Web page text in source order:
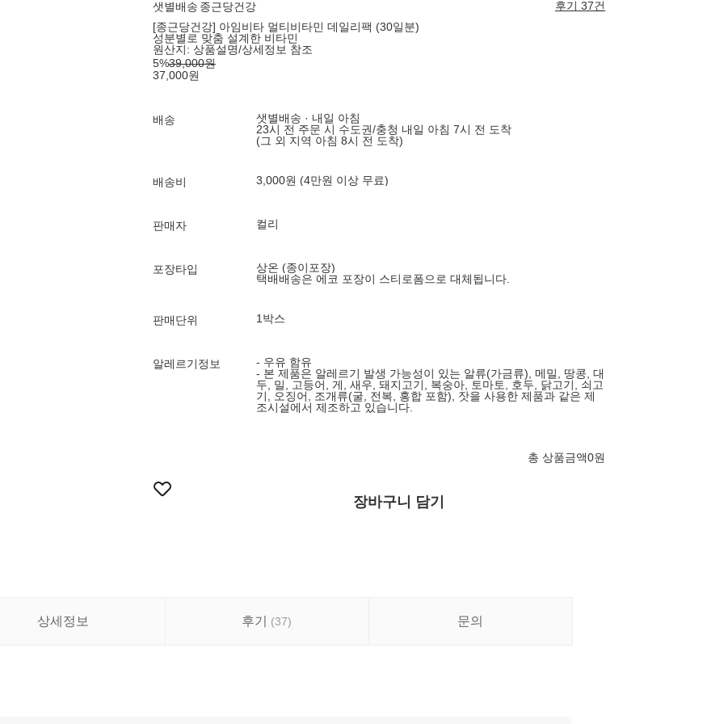
샛별배송 종근당건강
후기 37건
[종근당건강] 아임비타 멀티비타민 데일리팩 (30일분)
성분별로 맞춤 설계한 비타민
원산지: 상품설명/상세정보 참조
5%39,000원
37,000원
배송
샛별배송 · 내일 아침
23시 전 주문 시 수도권/충청 내일 아침 7시 전 도착
(그 외 지역 아침 8시 전 도착)
배송비 3,000원 (4만원 이상 무료)
판매자 컬리
포장타입
상온 (종이포장)
택배배송은 에코 포장이 스티로폼으로 대체됩니다.
판매단위 1박스
알레르기정보
- 우유 함유
- 본 제품은 알레르기 발생 가능성이 있는 알류(가금류), 메밀, 땅콩, 대
두, 밀, 고등어, 게, 새우, 돼지고기, 복숭아, 토마토, 호두, 닭고기, 쇠고
기, 오징어, 조개류(굴, 전복, 홍합 포함), 잣을 사용한 제품과 같은 제
조시설에서 제조하고 있습니다.
총 상품금액0원
장바구니 담기
상세정보 후기 (37) 문의